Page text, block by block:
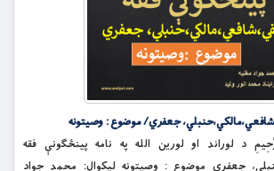
جعفري/ موضوع : وصيتونه
د لوراند او لورین الله په نامه پینځګونې فقه
جعفري موضوع : وصيتونه ليکوال: محمد جواد